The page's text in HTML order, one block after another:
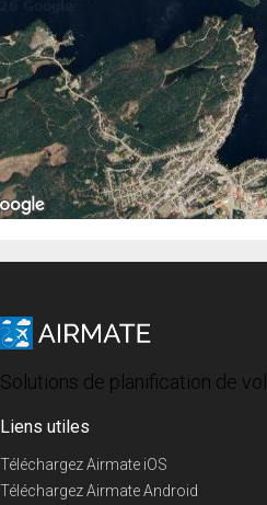
Solutions de planification de vol
Liens utiles
Téléchargez Airmate iOS
Téléchargez Airmate Android